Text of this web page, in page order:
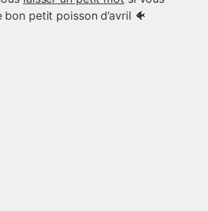
petit poisson d’avril 🐠